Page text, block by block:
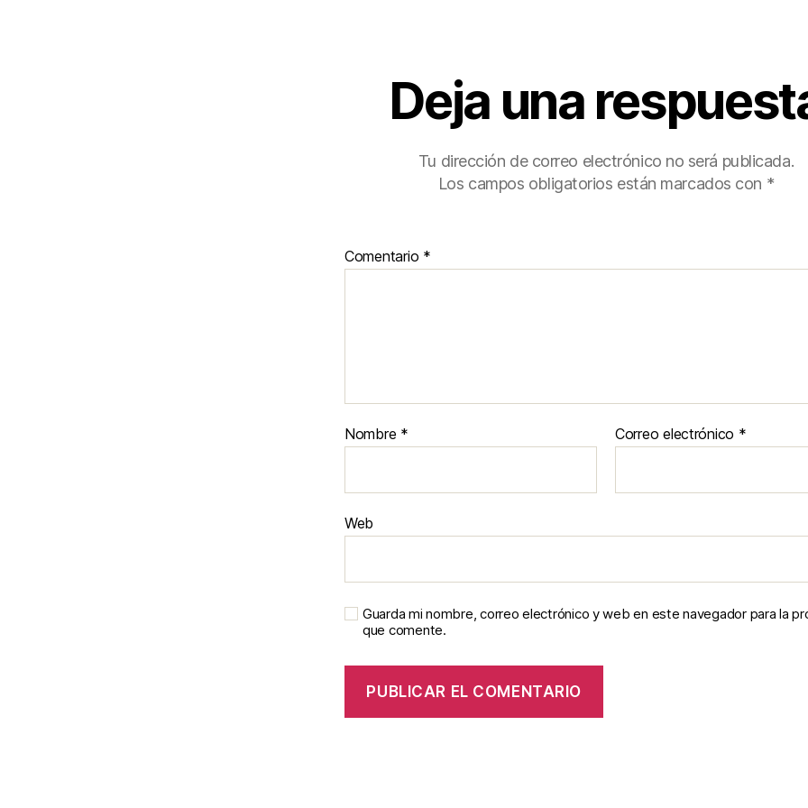
Deja una
Tu dirección de correo electrónico no será publicada.
Los campos obligatorios están marcados con *
Comentario *
Nombre * Correo electrónico *
Web
Guarda mi nombre, correo electrónico y web en este navegador para la
que comente.